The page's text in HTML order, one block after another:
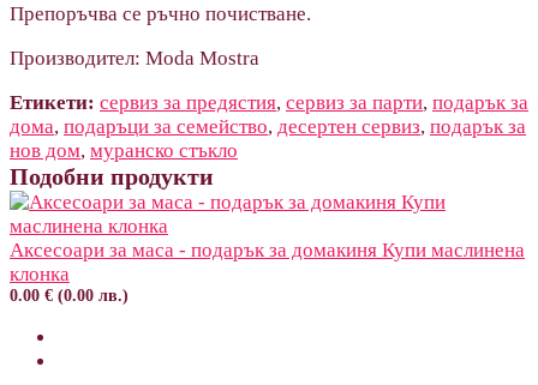
Препоръчва се ръчно почистване.
Производител: Moda Mostra
Етикети: сервиз за предястия, сервиз за парти, подарък за
дома, подаръци за семейство, десертен сервиз, подарък за
нов дом, муранско стъкло
Подобни продукти
Аксесоари за маса - подарък за домакиня Купи маслинена
клонка
0.00 € (0.00 лв.)